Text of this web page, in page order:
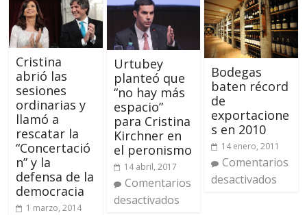
Cristina
abrió las
sesiones
ordinarias y
llamó a
rescatar la
“Concertació
n” y la
defensa de la
democracia
1 marzo, 2014
Urtubey
planteó que
“no hay más
espacio”
para Cristina
Kirchner en
el peronismo
14 abril, 2017
Comentarios
desactivados
Bodegas
baten récord
de
exportacione
s en 2010
14 enero, 2011
Comentarios
desactivados